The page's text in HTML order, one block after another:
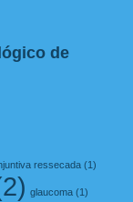
de
ressecada (1)
glaucoma (1)